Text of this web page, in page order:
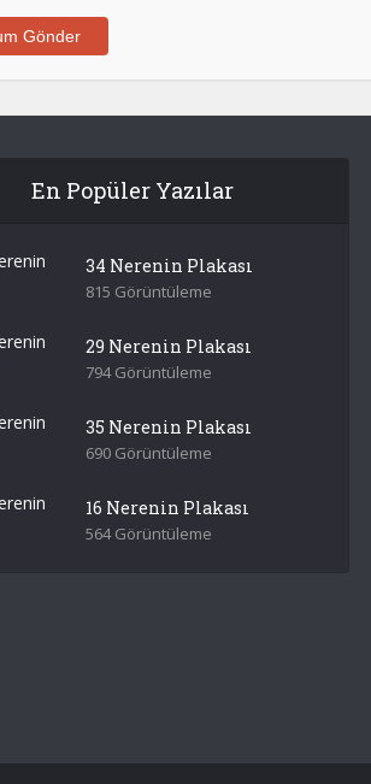
En Popüler Yazılar
34 Nerenin Plakası
815 Görüntüleme
29 Nerenin Plakası
794 Görüntüleme
35 Nerenin Plakası
690 Görüntüleme
16 Nerenin Plakası
564 Görüntüleme